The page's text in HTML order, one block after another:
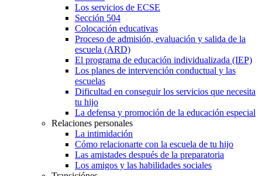
Los servicios de ECSE
Sección 504
Colocación educativas
Proceso de admisión, evaluación y salida de la
escuela (ARD)
El programa de educación individualizada (IEP)
Los planes de intervención conductual y las
escuelas
Dificultad en conseguir los servicios que necesita
tu hijo
La defensa y promoción de la educación especial
Relaciones personales
La intimidación
Cómo relacionarte con la escuela de tu hijo
Las amistades después de la preparatoria
Los amigos y las habilidades sociales